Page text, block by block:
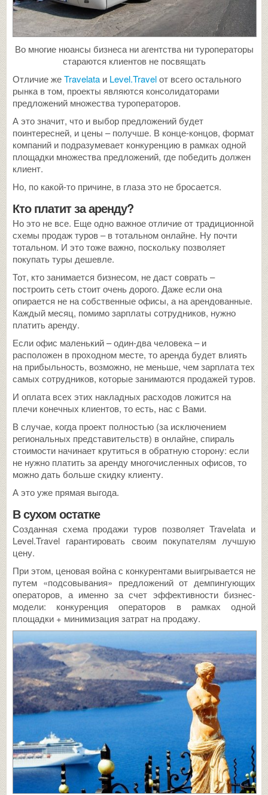
Во многие нюансы бизнеса ни агентства ни туроператоры
стараются клиентов не посвящать
Отличие жеTravelata и Level.Travelот всего остального
рынка в том, проекты являются консолидаторами
предложений множества туроператоров.
А это значит, что и выбор предложений будет
поинтересней, и цены – получше. В конце-концов, формат
компаний и подразумевает конкуренцию в рамках одной
площадки множества предложений, где победить должен
клиент.
Но, по какой-то причине, в глаза это не бросается.
Кто платит за аренду?
Но это не все. Еще одно важное отличие от традиционной
схемы продаж туров – в тотальном онлайне. Ну почти
тотальном. И это тоже важно, поскольку позволяет
покупать туры дешевле.
Тот, кто занимается бизнесом, не даст соврать –
построить сеть стоит очень дорого. Даже если она
опирается не на собственные офисы, а на арендованные.
Каждый месяц, помимо зарплаты сотрудников, нужно
платить аренду.
Если офис маленький – один-два человека – и
расположен в проходном месте, то аренда будет влиять
на прибыльность, возможно, не меньше, чем зарплата тех
самых сотрудников, которые занимаются продажей туров.
И оплата всех этих накладных расходов ложится на
плечи конечных клиентов, то есть, нас с Вами.
В случае, когда проект полностью (за исключением
региональных представительств) в онлайне, спираль
стоимости начинает крутиться в обратную сторону: если
не нужно платить за аренду многочисленных офисов, то
можно дать больше скидку клиенту.
А это уже прямая выгода.
В сухом остатке
Созданная схема продажи туров позволяет Travelata и
Level.Travel гарантировать своим покупателям лучшую
цену.
При этом, ценовая война с конкурентами выигрывается не
путем «подсовывания» предложений от демпингующих
операторов, а именно за счет эффективности бизнес-
модели: конкуренция операторов в рамках одной
площадки + минимизация затрат на продажу.